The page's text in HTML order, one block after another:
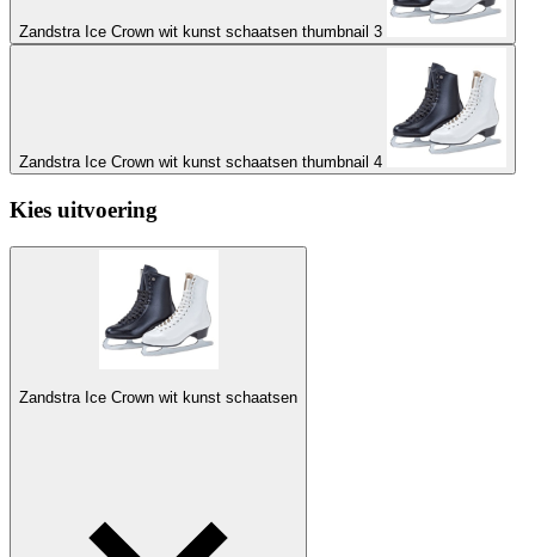
Zandstra Ice Crown wit kunst schaatsen thumbnail 3
Zandstra Ice Crown wit kunst schaatsen thumbnail 4
Kies uitvoering
Zandstra Ice Crown wit kunst schaatsen